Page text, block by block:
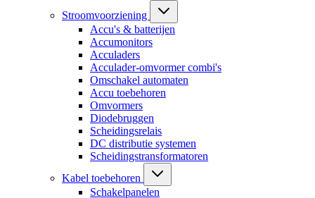
Stroomvoorziening
Accu's & batterijen
Accumonitors
Acculaders
Acculader-omvormer combi's
Omschakel automaten
Accu toebehoren
Omvormers
Diodebruggen
Scheidingsrelais
DC distributie systemen
Scheidingstransformatoren
Kabel toebehoren
Schakelpanelen